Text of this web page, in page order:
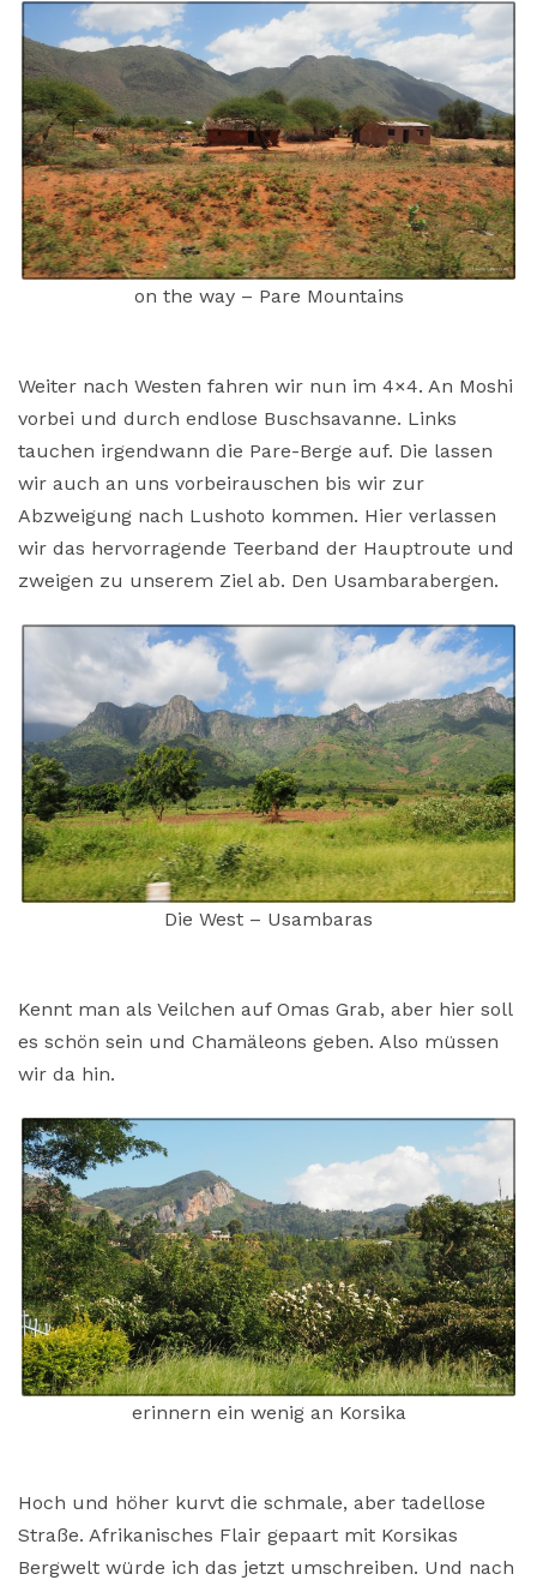
on the way – Pare Mountains
Weiter nach Westen fahren wir nun im 4×4. An Moshi
vorbei und durch endlose Buschsavanne. Links
tauchen irgendwann die Pare-Berge auf. Die lassen
wir auch an uns vorbeirauschen bis wir zur
Abzweigung nach Lushoto kommen. Hier verlassen
wir das hervorragende Teerband der Hauptroute und
zweigen zu unserem Ziel ab. Den Usambarabergen.
Die West – Usambaras
Kennt man als Veilchen auf Omas Grab, aber hier soll
es schön sein und Chamäleons geben. Also müssen
wir da hin.
erinnern ein wenig an Korsika
Hoch und höher kurvt die schmale, aber tadellose
Straße. Afrikanisches Flair gepaart mit Korsikas
Bergwelt würde ich das jetzt umschreiben. Und nach